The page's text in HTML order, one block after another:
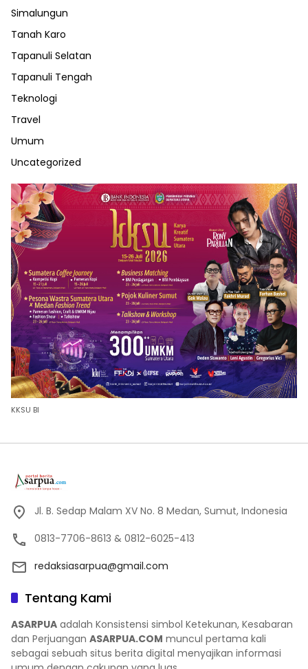
Simalungun
Tanah Karo
Tapanuli Selatan
Tapanuli Tengah
Teknologi
Travel
Umum
Uncategorized
KKSU BI
Jl. B. Sedap Malam XV No. 8 Medan, Sumut, Indonesia
0813-7706-8613 & 0812-6025-413
redaksiasarpua@gmail.com
Tentang Kami
ASARPUA adalah Konsistensi simbol Ketekunan, Kesabaran
dan Perjuangan ASARPUA.COM muncul pertama kali
sebagai sebuah situs berita digital menyajikan informasi